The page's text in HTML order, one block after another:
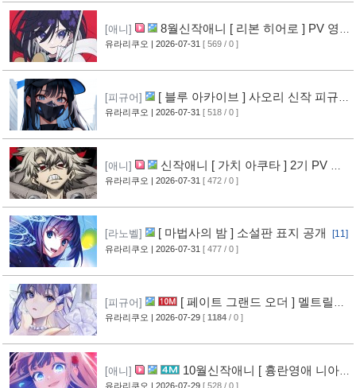
[애니]
8월신작애니 [ 리본 히어로 ] PV 영
상 공개
[11]
유라리쿠오 | 2026-07-31 [ 569 / 0 ]
[피규어]
[ 블루 아카이브 ] 사오리 신작 피규어
공개 [10]
유라리쿠오 | 2026-07-31 [ 518 / 0 ]
[애니]
신작애니 [ 가치 아쿠타 ] 2기 PV 영
상 공개
[13]
유라리쿠오 | 2026-07-31 [ 472 / 0 ]
[라노벨] [ 마법사의 밤 ] 소설판 표지 공개 [11]
유라리쿠오 | 2026-07-31 [ 477 / 0 ]
[피규어]
[ 페이트 그랜드 오더 ] 멜트릴리
스 신작 피규어 공개 [12]
유라리쿠오 | 2026-07-29 [ 1184 / 0 ]
[애니]
10월신작애니 [ 흉란영애 니아
유라리쿠오 | 2026-07-29 [ 528 / 0 ]